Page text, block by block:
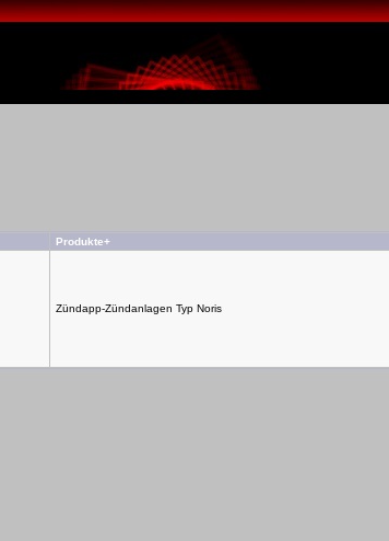
Produkte+
Zündapp-Zündanlagen Typ Noris